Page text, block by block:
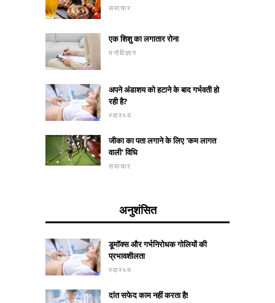
समाचार
एक शिशु का लगातार रोना
मनोविज्ञान
अपने अंडाशय को हटाने के बाद गर्भवती हो
रही है?
स्वास्थ्य
जीका का पता लगाने के लिए 'कम लागत
वाली' विधि
समाचार
अनुशंसित
डूमॉक्स और गर्भनिरोधक गोलियों की
प्रभावशीलता
स्वास्थ्य
दांत सफेद काम नहीं करता है!